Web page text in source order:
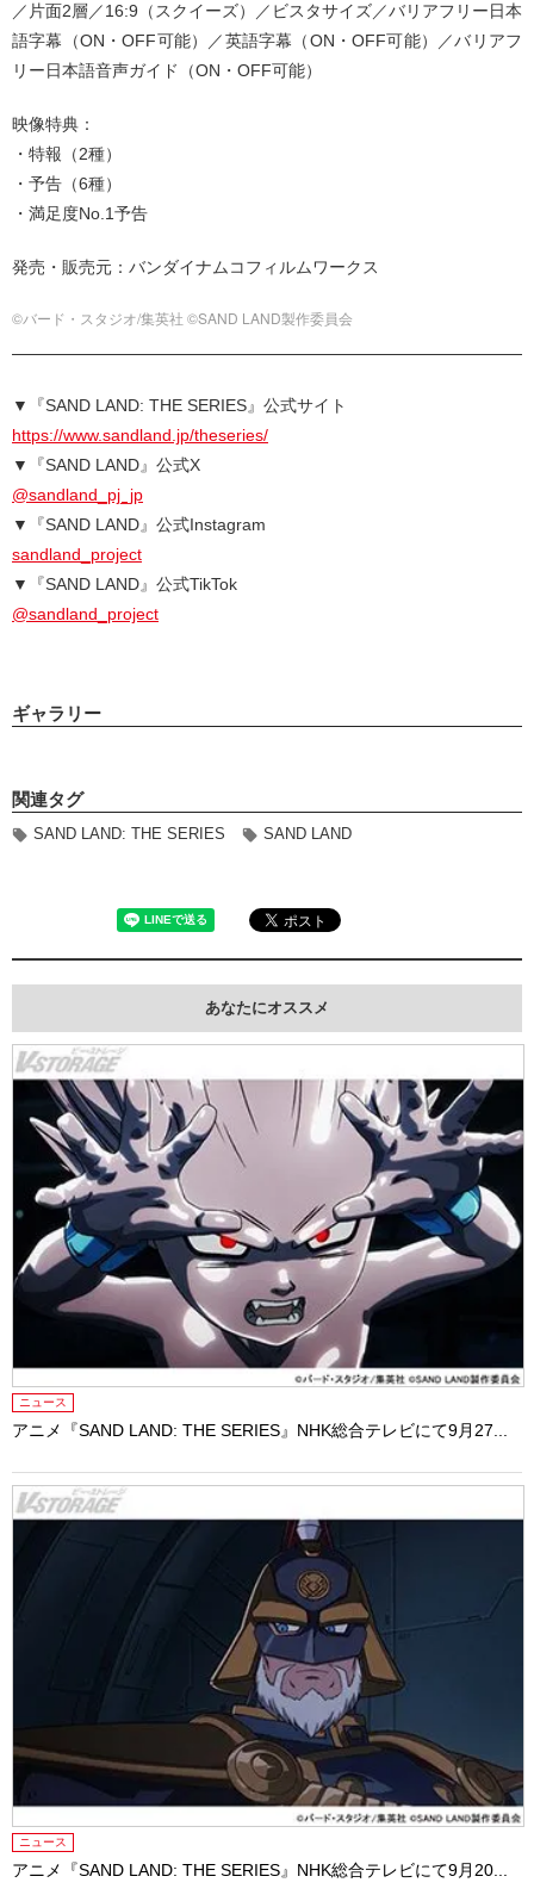
／片面2層／16:9（スクイーズ）／ビスタサイズ／バリアフリー日本
語字幕（ON・OFF可能）／英語字幕（ON・OFF可能）／バリアフ
リー日本語音声ガイド（ON・OFF可能）
映像特典：
・特報（2種）
・予告（6種）
・満足度No.1予告
発売・販売元：バンダイナムコフィルムワークス
©バード・スタジオ/集英社 ©SAND LAND製作委員会
▼『SAND LAND: THE SERIES』公式サイト
https://www.sandland.jp/theseries/
▼『SAND LAND』公式X
@sandland_pj_jp
▼『SAND LAND』公式Instagram
sandland_project
▼『SAND LAND』公式TikTok
@sandland_project
ギャラリー
関連タグ
SAND LAND: THE SERIES SAND LAND
あなたにオススメ
ニュース
アニメ『SAND LAND: THE SERIES』NHK総合テレビにて9月27...
ニュース
アニメ『SAND LAND: THE SERIES』NHK総合テレビにて9月20...